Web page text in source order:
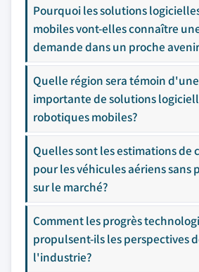
Pourquoi les solutions
mobiles vont-elles connaître
demande dans un proche
Quelle région sera témoin
importante de solutions
robotiques mobiles?
Quelles sont les estimations de
pour les véhicules aériens sans
sur le marché?
Comment les progrès
propulsent-ils les perspectives
l'industrie?